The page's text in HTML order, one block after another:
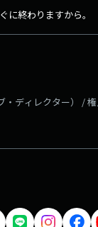
ュタグは「#すぐお
に終わりますから。
・ディレクター） /